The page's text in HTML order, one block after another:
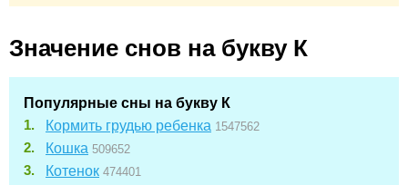
Значение снов на букву К
Популярные сны на букву К
Кормить грудью ребенка 1547562
Кошка 509652
Котенок 474401